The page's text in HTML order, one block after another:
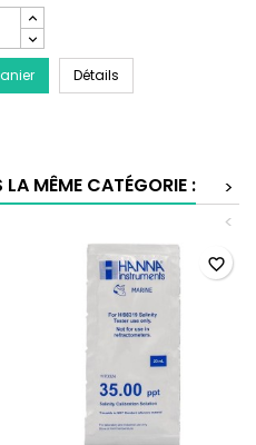
Détails
MÊME CATÉGORIE :
>
<
favorite_border